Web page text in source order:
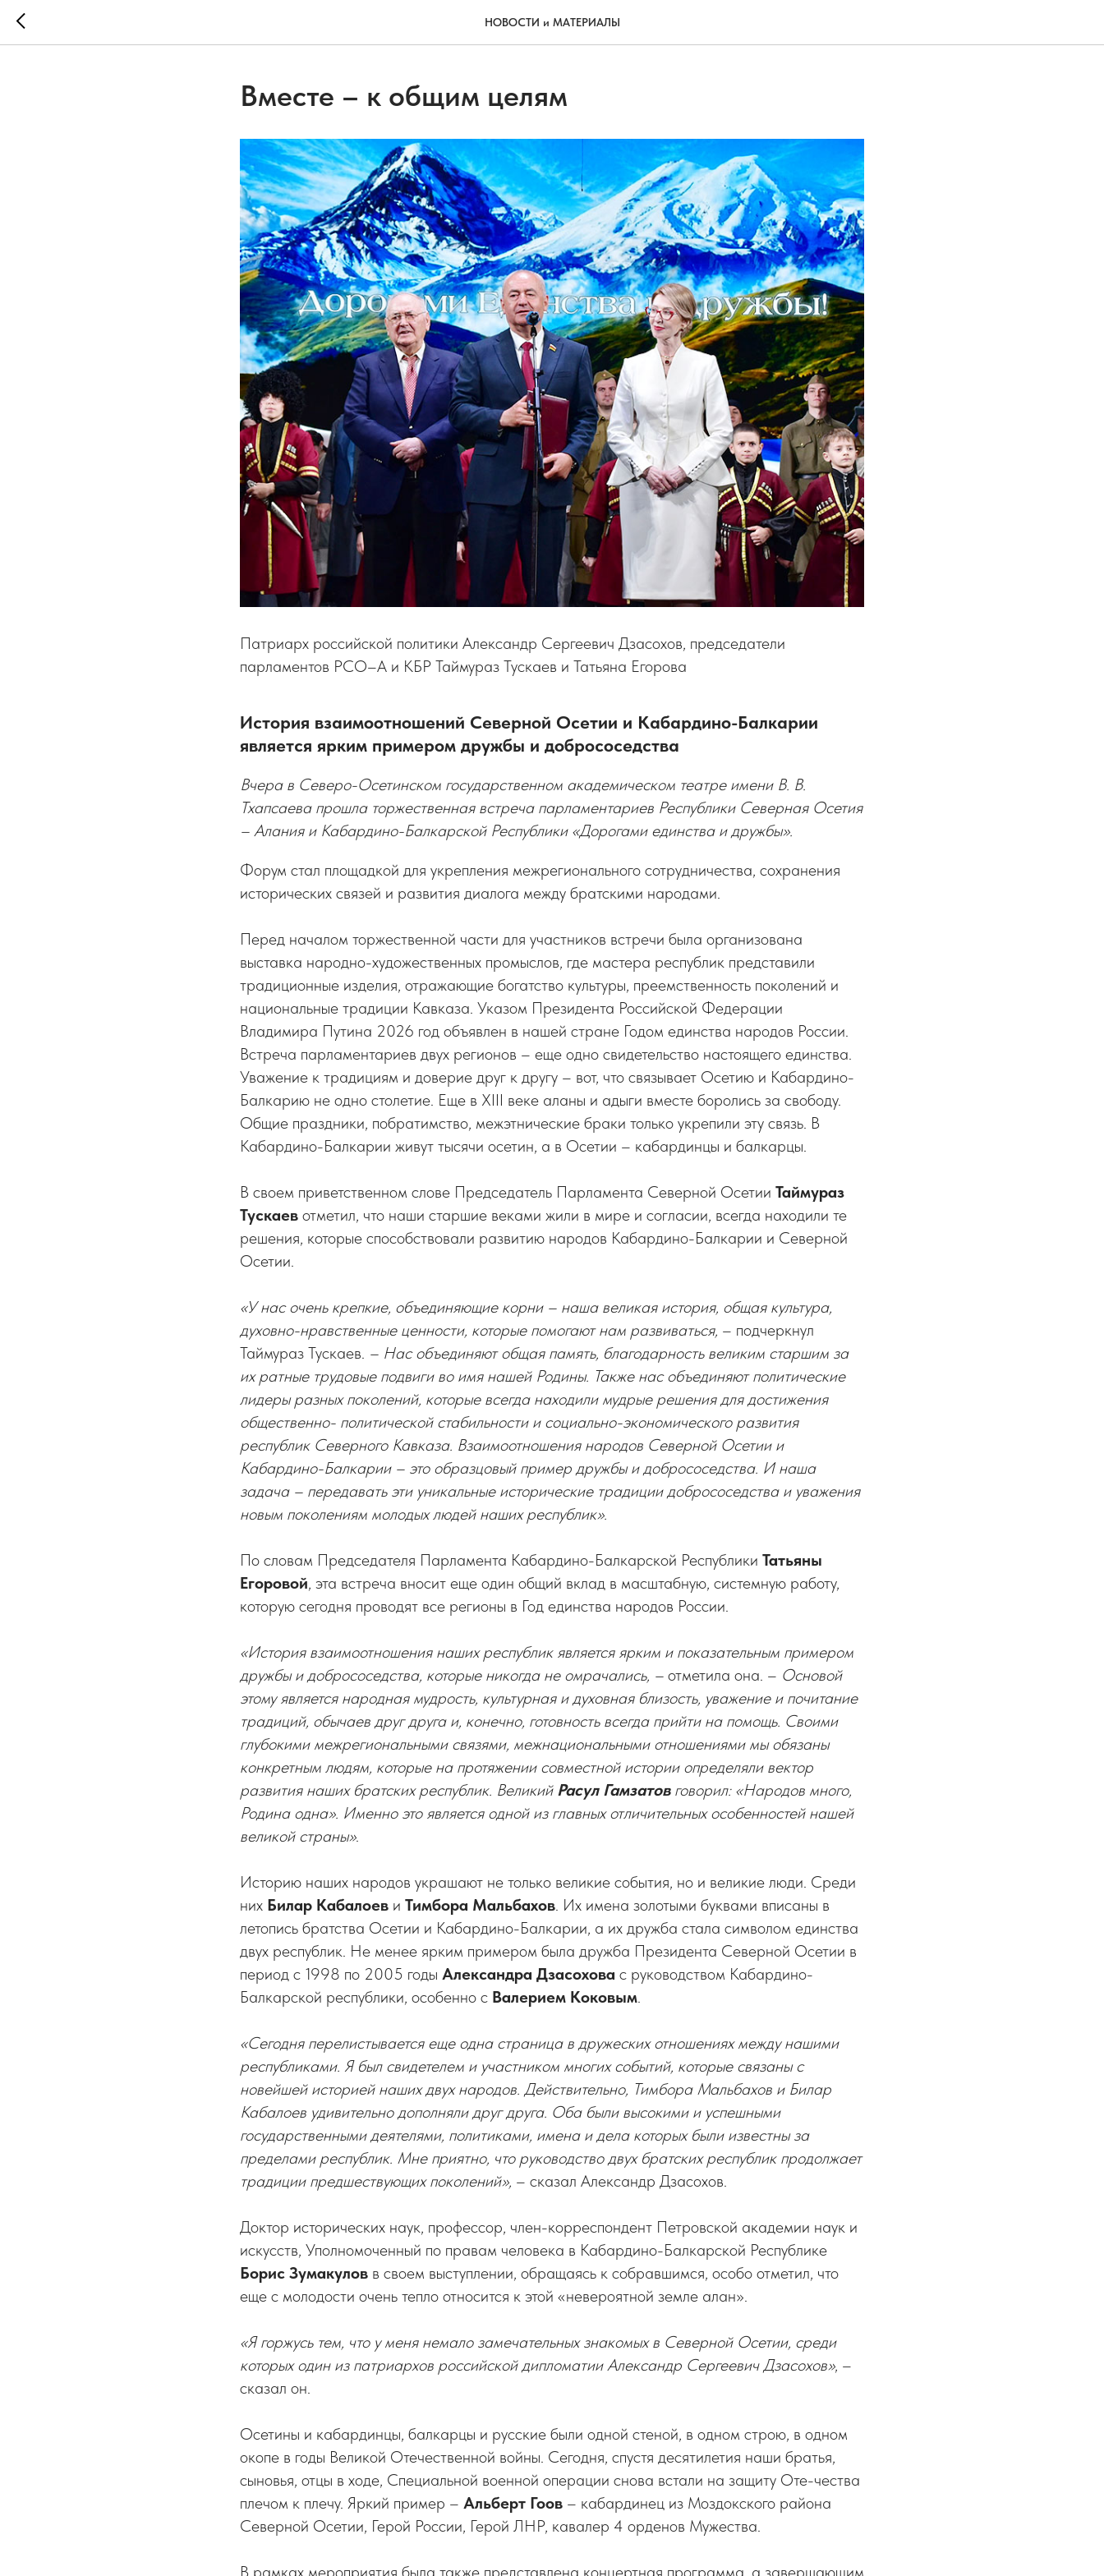
НОВОСТИ и МАТЕРИАЛЫ
Вместе – к общим целям
Патриарх российской политики Александр Сергеевич Дзасохов, председатели
парламентов РСО–А и КБР Таймураз Тускаев и Татьяна Егорова
История взаимоотношений Северной Осетии и Кабардино-Балкарии
является ярким примером дружбы и добрососедства
Вчера в Северо-Осетинском государственном академическом театре имени В. В.
Тхапсаева прошла торжественная встреча парламентариев Республики Северная Осетия
– Алания и Кабардино-Балкарской Республики «Дорогами единства и дружбы».
Форум стал площадкой для укрепления межрегионального сотрудничества, сохранения
исторических связей и развития диалога между братскими народами.
Перед началом торжественной части для участников встречи была организована
выставка народно-художественных промыслов, где мастера республик представили
традиционные изделия, отражающие богатство культуры, преемственность поколений и
национальные традиции Кавказа. Указом Президента Российской Федерации
Владимира Путина 2026 год объявлен в нашей стране Годом единства народов России.
Встреча парламентариев двух регионов – еще одно свидетельство настоящего единства.
Уважение к традициям и доверие друг к другу – вот, что связывает Осетию и Кабардино-
Балкарию не одно столетие. Еще в XIII веке аланы и адыги вместе боролись за свободу.
Общие праздники, побратимство, межэтнические браки только укрепили эту связь. В
Кабардино-Балкарии живут тысячи осетин, а в Осетии – кабардинцы и балкарцы.
В своем приветственном слове Председатель Парламента Северной Осетии Таймураз
Тускаев отметил, что наши старшие веками жили в мире и согласии, всегда находили те
решения, которые способствовали развитию народов Кабардино-Балкарии и Северной
Осетии.
«У нас очень крепкие, объединяющие корни – наша великая история, общая культура,
духовно-нравственные ценности, которые помогают нам развиваться, – подчеркнул
Таймураз Тускаев. – Нас объединяют общая память, благодарность великим старшим за
их ратные трудовые подвиги во имя нашей Родины. Также нас объединяют политические
лидеры разных поколений, которые всегда находили мудрые решения для достижения
общественно- политической стабильности и социально-экономического развития
республик Северного Кавказа. Взаимоотношения народов Северной Осетии и
Кабардино-Балкарии – это образцовый пример дружбы и добрососедства. И наша
задача – передавать эти уникальные исторические традиции добрососедства и уважения
новым поколениям молодых людей наших республик».
По словам Председателя Парламента Кабардино-Балкарской Республики Татьяны
Егоровой, эта встреча вносит еще один общий вклад в масштабную, системную работу,
которую сегодня проводят все регионы в Год единства народов России.
«История взаимоотношения наших республик является ярким и показательным примером
дружбы и добрососедства, которые никогда не омрачались, – отметила она. – Основой
этому является народная мудрость, культурная и духовная близость, уважение и почитание
традиций, обычаев друг друга и, конечно, готовность всегда прийти на помощь. Своими
глубокими межрегиональными связями, межнациональными отношениями мы обязаны
конкретным людям, которые на протяжении совместной истории определяли вектор
развития наших братских республик. Великий Расул Гамзатовговорил: «Народов много,
Родина одна». Именно это является одной из главных отличительных особенностей нашей
великой страны».
Историю наших народов украшают не только великие события, но и великие люди. Среди
них Билар Кабалоев и Тимбора Мальбахов. Их имена золотыми буквами вписаны в
летопись братства Осетии и Кабардино-Балкарии, а их дружба стала символом единства
двух республик. Не менее ярким примером была дружба Президента Северной Осетии в
период с 1998 по 2005 годы Александра Дзасохова с руководством Кабардино-
Балкарской республики, особенно с Валерием Коковым.
«Сегодня перелистывается еще одна страница в дружеских отношениях между нашими
республиками. Я был свидетелем и участником многих событий, которые связаны с
новейшей историей наших двух народов. Действительно, Тимбора Мальбахов и Билар
Кабалоев удивительно дополняли друг друга. Оба были высокими и успешными
государственными деятелями, политиками, имена и дела которых были известны за
пределами республик. Мне приятно, что руководство двух братских республик продолжает
традиции предшествующих поколений», – сказал Александр Дзасохов.
Доктор исторических наук, профессор, член-корреспондент Петровской академии наук и
искусств, Уполномоченный по правам человека в Кабардино-Балкарской Республике
Борис Зумакулов в своем выступлении, обращаясь к собравшимся, особо отметил, что
еще с молодости очень тепло относится к этой «невероятной земле алан».
«Я горжусь тем, что у меня немало замечательных знакомых в Северной Осетии, среди
которых один из патриархов российской дипломатии Александр Сергеевич Дзасохов», –
сказал он.
Осетины и кабардинцы, балкарцы и русские были одной стеной, в одном строю, в одном
окопе в годы Великой Отечественной войны. Сегодня, спустя десятилетия наши братья,
сыновья, отцы в ходе, Специальной военной операции снова встали на защиту Оте-чества
плечом к плечу. Яркий пример – Альберт Гоов – кабардинец из Моздокского района
Северной Осетии, Герой России, Герой ЛНР, кавалер 4 орденов Мужества.
В рамках мероприятия была также представлена концертная программа, а завершающим